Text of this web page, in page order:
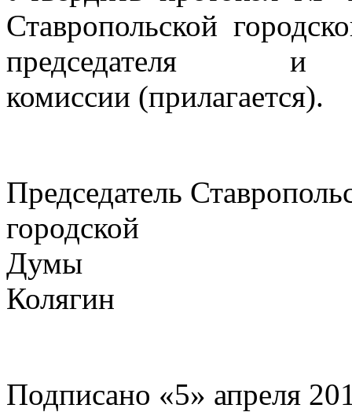
Ставропольской
председателя
комиссии (прилагается).
Председатель
городской
Колягин
Подписано «5» апреля